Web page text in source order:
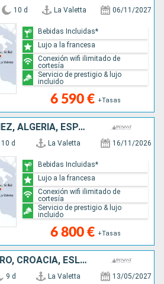
10 d La Valetta 06/11/2027
6 590 € +Tasas
Bebidas Incluidas*
Lujo a la francesa
Conexión wifi ilimitado de
cortesía
Servicio de prestigio & lujo
incluido
MALTA, ITALIA, TÚNEZ, ALGERIA, ESPAÑA
10 d La Valetta 16/11/2026
6 800 € +Tasas
Bebidas Incluidas*
Lujo a la francesa
Conexión wifi ilimitado de
cortesía
Servicio de prestigio & lujo
incluido
MALTA, MONTENEGRO, CROACIA, ESLOVENIA, ITALIA
9 d La Valetta 13/05/2027